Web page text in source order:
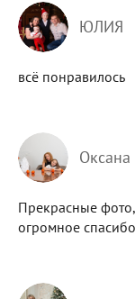
ЮЛИЯ
всё понравилось
Оксана
Прекрасные
огромное